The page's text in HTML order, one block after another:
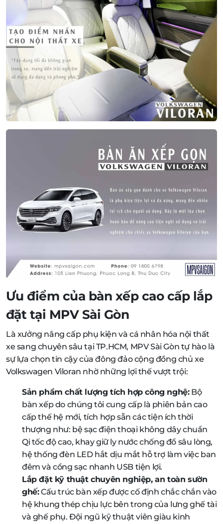
Ưu điểm của bàn xếp cao cấp lắp
đặt tại MPV Sài Gòn
Là xưởng nâng cấp phụ kiện và cá nhân hóa nội thất
xe sang chuyên sâu tại TP.HCM, MPV Sài Gòn tự hào là
sự lựa chọn tin cậy của đông đảo cộng đồng chủ xe
Volkswagen Viloran nhờ những lợi thế vượt trội:
Sản phẩm chất lượng tích hợp công nghệ:Bộ
bàn xếp do chúng tôi cung cấp là phiên bản cao
cấp thế hệ mới, tích hợp sẵn các tiện ích thời
thượng như: bệ sạc điện thoại không dây chuẩn
Qi tốc độ cao, khay giữ ly nước chống đổ sâu lòng,
hệ thống đèn LED hắt dịu mắt hỗ trợ làm việc ban
đêm và cổng sạc nhanh USB tiện lợi.
Lắp đặt kỹ thuật chuyên nghiệp, an toàn sườn
ghế:Cấu trúc bàn xếp được cố định chắc chắn vào
hệ khung thép chịu lực bên trong của lưng ghế tài
và ghế phụ. Đội ngũ kỹ thuật viên giàu kinh